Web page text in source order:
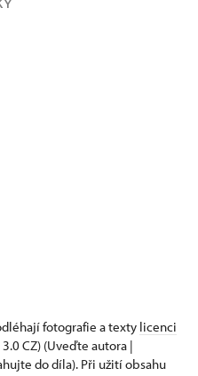
fotografie a texty licenci
3.0 CZ) (Uveďte autora |
do díla). Při užití obsahu